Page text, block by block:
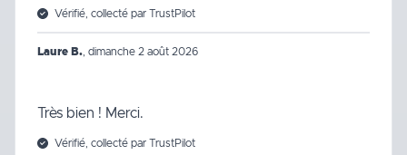
Vérifié, collecté par TrustPilot
Laure B. dimanche 2 août 2026
Très bien ! Merci.
Vérifié, collecté par TrustPilot